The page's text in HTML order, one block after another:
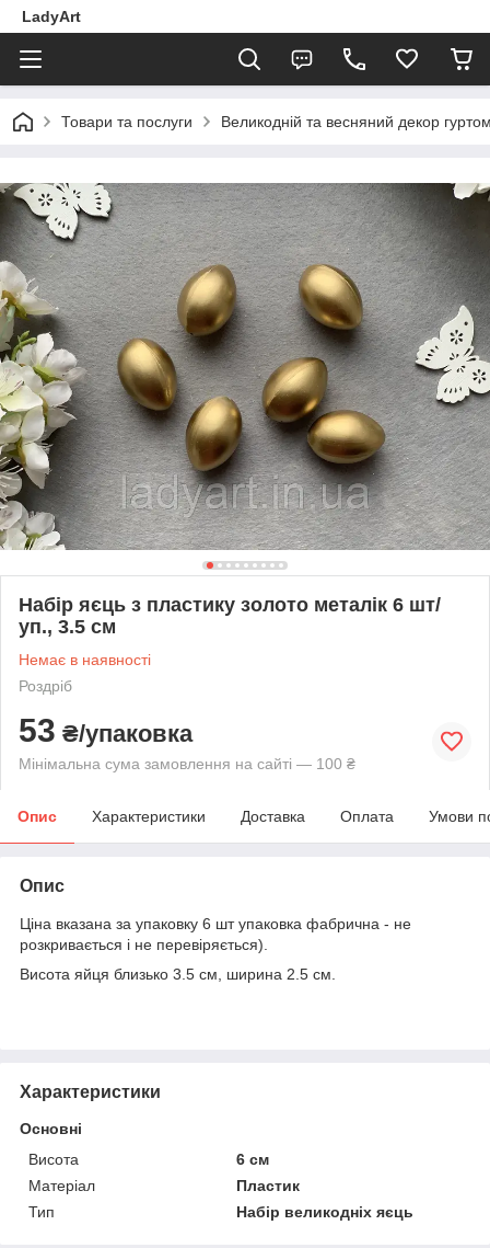
LadyArt
Товари та послуги Великодній та весняний декор
Набір яєць з пластику золото металік 6 шт/
уп., 3.5 см
Немає в наявності
Роздріб
53 ₴/упаковка
Мінімальна сума замовлення на сайті — 100 ₴
Опис Характеристики Доставка Оплата Умови
Опис
Ціна вказана за упаковку 6 шт упаковка фабрична - не
розкривається і не перевіряється).
Висота яйця близько 3.5 см, ширина 2.5 см.
Характеристики
Основні
Висота
6 см
Матеріал
Пластик
Тип
Набір великодніх яєць